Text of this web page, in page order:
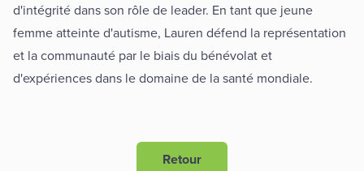
d'intégrité dans son rôle de leader. En tant que jeune
femme atteinte d'autisme, Lauren défend la représentation
et la communauté par le biais du bénévolat et
d'expériences dans le domaine de la santé mondiale.
Retour